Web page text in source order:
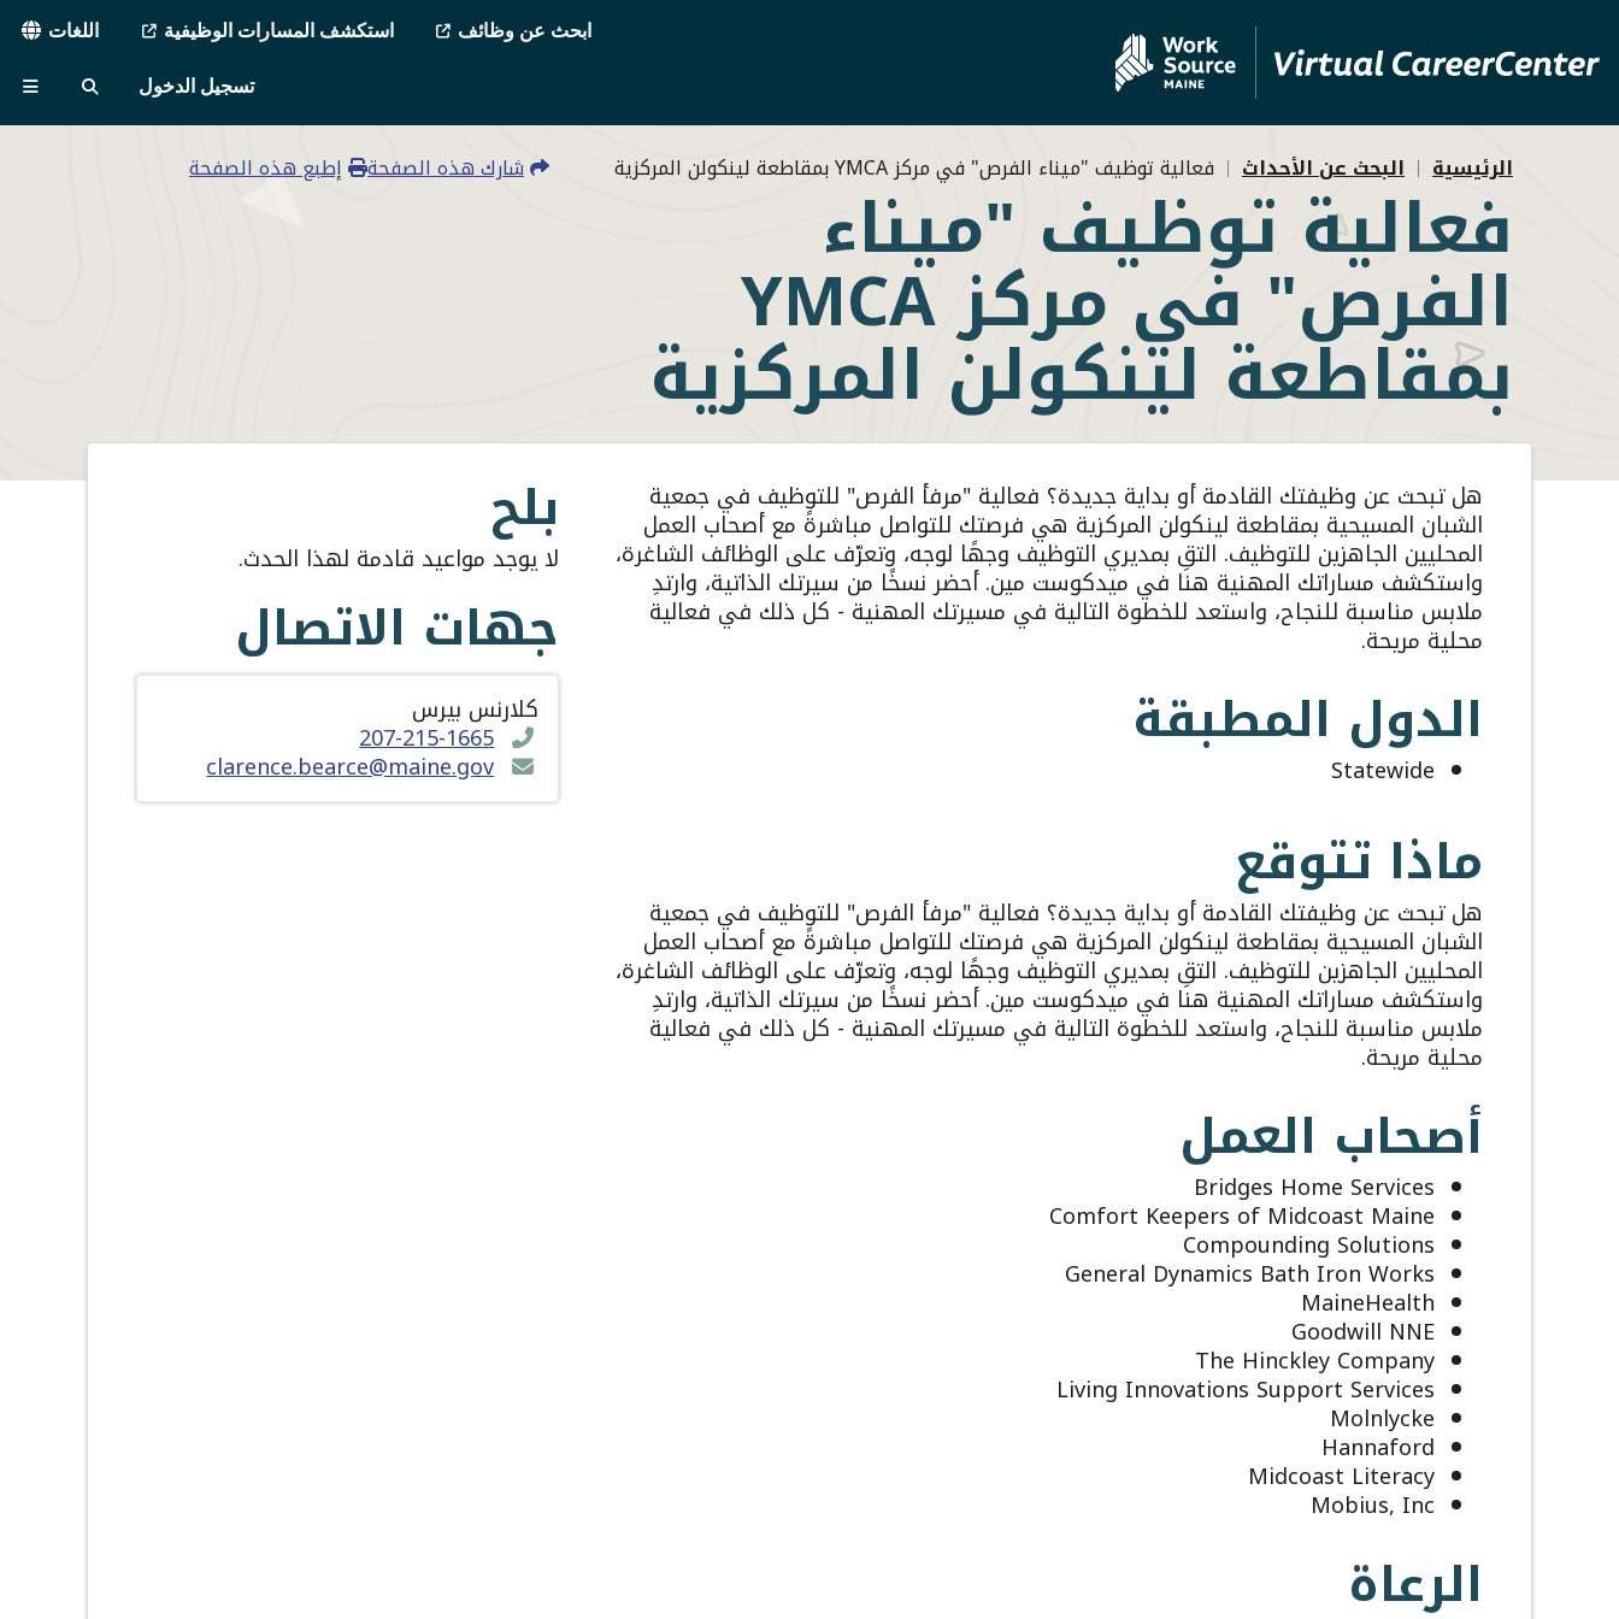
المحتوى
MVAJC
قائمة
ابحث عن وظائف استكشف المسارات الوظيفية اللغات
قائمة
طعام
MVAJC
تسجيل الدخول
مسار
التنقل
الرئيسية البحث عن الأحداث فعالية توظيف "ميناء الفرص" في مركز YMCA بمقاطعة لينكولن المركزية
فعالية توظيف "ميناء
الفرص" في مركز YMCA
بمقاطعة لينكولن المركزية
شارك هذه الصفحة إطبع هذه الصفحة
هل تبحث عن وظيفتك القادمة أو بداية جديدة؟ فعالية "مرفأ الفرص" للتوظيف في جمعية
الشبان المسيحية بمقاطعة لينكولن المركزية هي فرصتك للتواصل مباشرةً مع أصحاب العمل
المحليين الجاهزين للتوظيف. التقِ بمديري التوظيف وجهًا لوجه، وتعرّف على الوظائف الشاغرة،
واستكشف مساراتك المهنية هنا في ميدكوست مين. أحضر نسخًا من سيرتك الذاتية، وارتدِ
ملابس مناسبة للنجاح، واستعد للخطوة التالية في مسيرتك المهنية - كل ذلك في فعالية
محلية مريحة.
الدول المطبقة
Statewide
ماذا تتوقع
هل تبحث عن وظيفتك القادمة أو بداية جديدة؟ فعالية "مرفأ الفرص" للتوظيف في جمعية
الشبان المسيحية بمقاطعة لينكولن المركزية هي فرصتك للتواصل مباشرةً مع أصحاب العمل
المحليين الجاهزين للتوظيف. التقِ بمديري التوظيف وجهًا لوجه، وتعرّف على الوظائف الشاغرة،
واستكشف مساراتك المهنية هنا في ميدكوست مين. أحضر نسخًا من سيرتك الذاتية، وارتدِ
ملابس مناسبة للنجاح، واستعد للخطوة التالية في مسيرتك المهنية - كل ذلك في فعالية
محلية مريحة.
أصحاب العمل
Bridges Home Services
Comfort Keepers of Midcoast Maine
Compounding Solutions
General Dynamics Bath Iron Works
MaineHealth
Goodwill NNE
The Hinckley Company
Living Innovations Support Services
Molnlycke
Hannaford
Midcoast Literacy
Mobius, Inc
الرعاة
بلح
لا يوجد مواعيد قادمة لهذا الحدث.
جهات الاتصال
كلارنس بيرس
207-215-1665
clarence.bearce@maine.gov